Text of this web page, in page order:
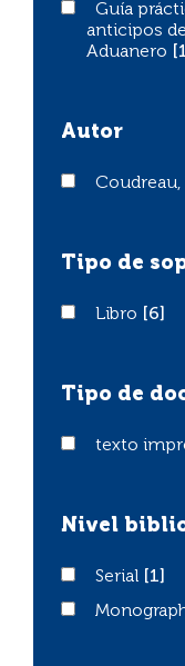
Guía práctica
Guía
anticipos
Aduanero
Autor
Coudreau,
Coudreau,
Tipo de
LibroLibro [6]
Tipo de
texto impreso
texto
Nivel
SerialSerial
[1]
Monograph